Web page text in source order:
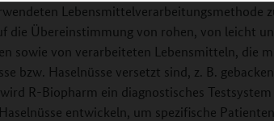
Lebensmittelverarbeitungsmethode
die Übereinstimmung von rohen, von leicht
sowie von verarbeiteten Lebensmitteln, die
bzw. Haselnüsse versetzt sind, z. B.
R-Biopharm ein diagnostisches
entwickeln, um spezifische